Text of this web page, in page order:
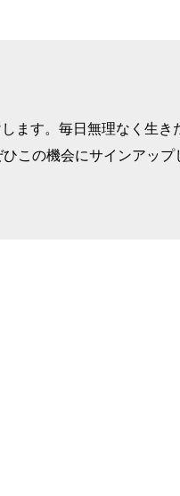
ます。毎日無理なく生き
この機会にサインアップ